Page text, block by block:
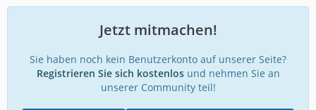
Jetzt mitmachen!
Sie haben noch kein Benutzerkonto auf unserer Seite?
Registrieren Sie sich kostenlosund nehmen Sie an
unserer Community teil!